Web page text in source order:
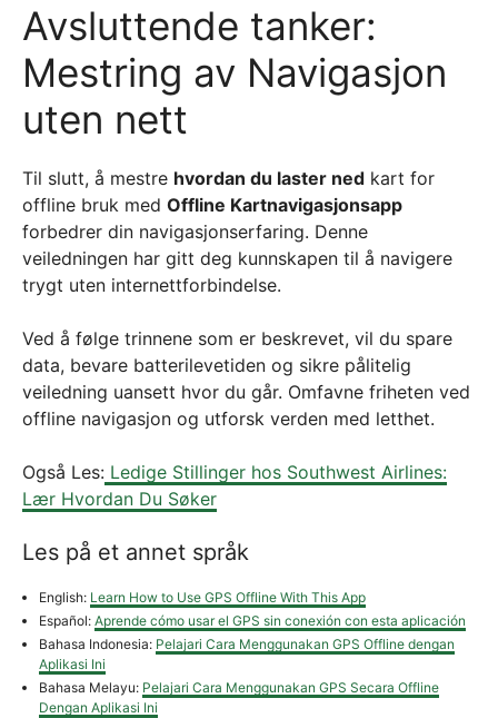
Avsluttende tanker:
Mestring av Navigasjon
uten nett
Til slutt, å mestre hvordan du laster ned kart for
offline bruk med Offline Kartnavigasjonsapp
forbedrer din navigasjonserfaring. Denne
veiledningen har gitt deg kunnskapen til å navigere
trygt uten internettforbindelse.
Ved å følge trinnene som er beskrevet, vil du spare
data, bevare batterilevetiden og sikre pålitelig
veiledning uansett hvor du går. Omfavne friheten ved
offline navigasjon og utforsk verden med letthet.
Også Les: Ledige Stillinger hos Southwest Airlines:
Lær Hvordan Du Søker
Les på et annet språk
English: Learn How to Use GPS Offline With This App
Español: Aprende cómo usar el GPS sin conexión con esta aplicación
Bahasa Indonesia: Pelajari Cara Menggunakan GPS Offline dengan
Aplikasi Ini
Bahasa Melayu: Pelajari Cara Menggunakan GPS Secara Offline
Dengan Aplikasi Ini